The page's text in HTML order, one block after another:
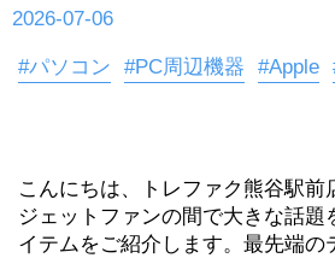
2026-07-06
#パソコン #PC周辺機器 #Apple
こんにちは、トレファク熊谷駅前
ジェットファンの間で大きな話題
イテムをご紹介します。最先端の